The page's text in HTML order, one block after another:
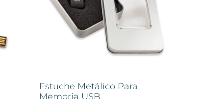
Estuche Metálico Para
Memoria USB